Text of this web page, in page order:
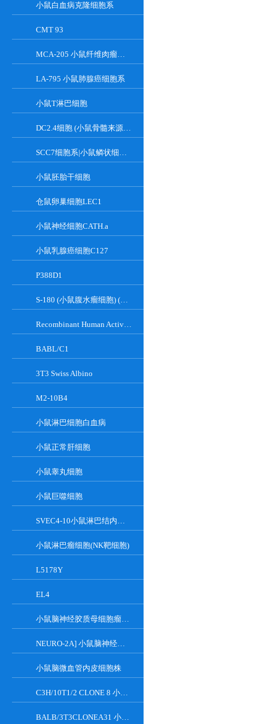
小鼠白血病克隆细胞系
CMT 93
MCA-205 小鼠纤维肉瘤细胞系
LA-795 小鼠肺腺癌细胞系
小鼠T淋巴细胞
DC2.4细胞 (小鼠骨髓来源树突状细胞)
SCC7细胞系|小鼠鳞状细胞癌细胞
小鼠胚胎干细胞
仓鼠卵巢细胞LEC1
小鼠神经细胞CATH.a
小鼠乳腺癌细胞C127
P388D1
S-180 (小鼠腹水瘤细胞) (种属鉴定正确)
Recombinant Human Active Focal Adhesion Kinase
BABL/C1
3T3 Swiss Albino
M2-10B4
小鼠淋巴细胞白血病
小鼠正常肝细胞
小鼠睾丸细胞
小鼠巨噬细胞
SVEC4-10小鼠淋巴结内皮细胞
小鼠淋巴瘤细胞(NK靶细胞)
L5178Y
EL4
小鼠脑神经胶质母细胞瘤瘤株
NEURO-2A] 小鼠脑神经瘤细胞
小鼠脑微血管内皮细胞株
C3H/10T1/2 CLONE 8 小鼠胚胎成纤维细胞系
BALB/3T3CLONEA31 小鼠胚胎成纤维细胞